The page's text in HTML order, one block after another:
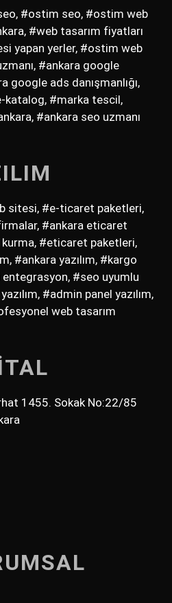
#ostim seo, #ostim web
#web tasarım fiyatları
yapan yerler, #ostim web
#ankara google
google ads danışmanlığı,
katalog, #marka tescil,
#ankara seo uzmanı
sitesi, #e-ticaret paketleri,
#ankara eticaret
kurma, #eticaret paketleri,
#ankara yazılım, #kargo
#seo uyumlu
#admin panel yazılım,
web tasarım
1455. Sokak No:22/85